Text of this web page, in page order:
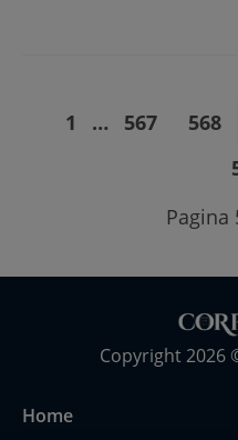
1 … 567 568
Pagina
Copyright 2026
Home